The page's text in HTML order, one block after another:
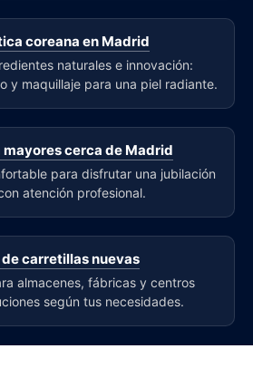
coreana en Madrid
naturales e innovación:
y maquillaje para una piel radiante.
mayores cerca de Madrid
para disfrutar una jubilación
atención profesional.
carretillas nuevas
almacenes, fábricas y centros
según tus necesidades.